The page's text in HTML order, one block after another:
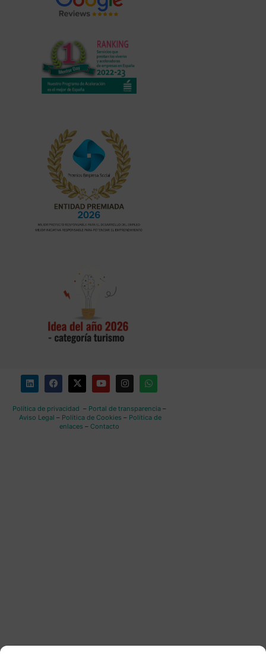
Política de privacidad – Portal de transparencia–
Aviso Legal – Política de Cookies – Política de
enlaces – Contacto